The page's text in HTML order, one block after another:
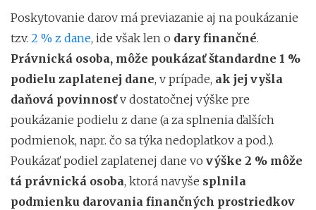
Poskytovanie darov má previazanie aj na poukázanie
tzv. 2 % z dane, ide však len o dary finančné.
Právnická osoba, môže poukázať štandardne 1 %
podielu zaplatenej dane, v prípade, ak jej vyšla
daňová povinnosťv dostatočnej výške pre
poukázanie podielu z dane (a za splnenia ďalších
podmienok, napr. čo sa týka nedoplatkov a pod.).
Poukázať podiel zaplatenej dane vo výške 2 % môže
tá právnická osoba, ktorá navyše splnila
podmienku darovania finančných prostriedkov